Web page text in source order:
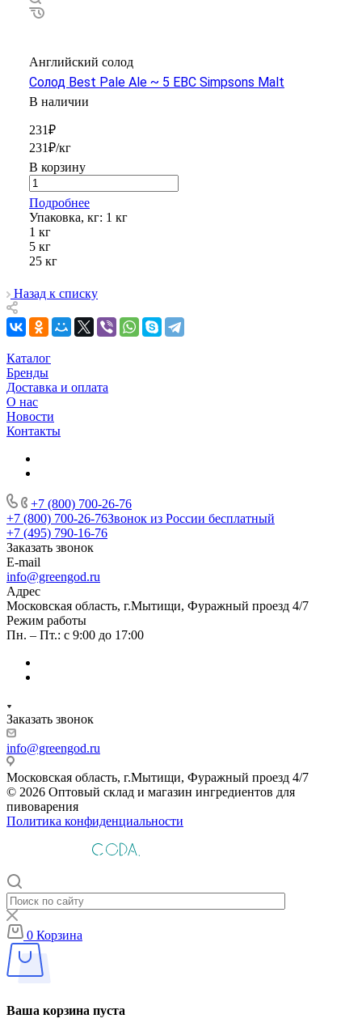
Английский солод
Солод Best Pale Ale ~ 5 EBC Simpsons Malt
В наличии
231₽
231₽/кг
В корзину
Подробнее
Упаковка, кг: 1 кг
1 кг
5 кг
25 кг
Назад к списку
Каталог
Бренды
Доставка и оплата
О нас
Новости
Контакты
+7 (800) 700-26-76
+7 (800) 700-26-76Звонок из России бесплатный
+7 (495) 790-16-76
Заказать звонок
E-mail
info@greengod.ru
Адрес
Московская область, г.Мытищи, Фуражный проезд 4/7
Режим работы
Пн. – Пт.: с 9:00 до 17:00
Заказать звонок
info@greengod.ru
Московская область, г.Мытищи, Фуражный проезд 4/7
© 2026 Оптовый склад и магазин ингредиентов для
пивоварения
Политика конфиденциальности
0 Корзина
Ваша корзина пуста